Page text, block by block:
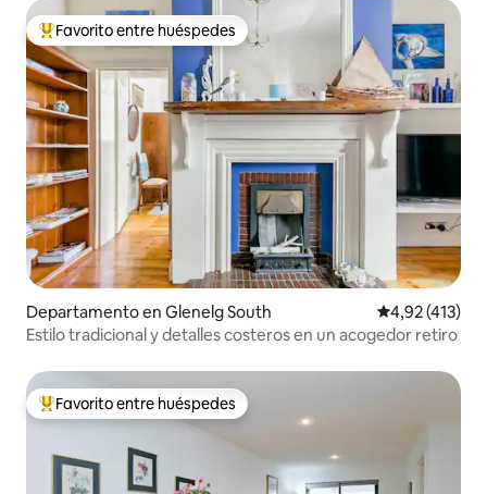
Favorito entre los huéspedes más destacados
Favorito entre huéspedes
Departamento en Glenelg South Calificación
4,92 (413)
Estilo tradicional y detalles costeros en un acogedor retiro
Favorito entre los huéspedes más destacados
Favorito entre huéspedes